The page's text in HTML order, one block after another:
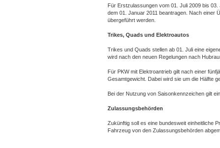
Für Erstzulassungen vom 01. Juli 2009 bis
dem 01. Januar 2011 beantragen. Nach einer
übergeführt werden.
Trikes, Quads und Elektroautos
Trikes und Quads stellen ab 01. Juli eine
wird nach den neuen Regelungen nach
Für PKW mit Elektroantrieb gilt nach einer
Gesamtgewicht. Dabei wird sie um die Hälfte
Bei der Nutzung von Saisonkennzeichen gilt
Zulassungsbehörden
Zukünftig soll es eine bundesweit einheitliche
Fahrzeug von den Zulassungsbehörden